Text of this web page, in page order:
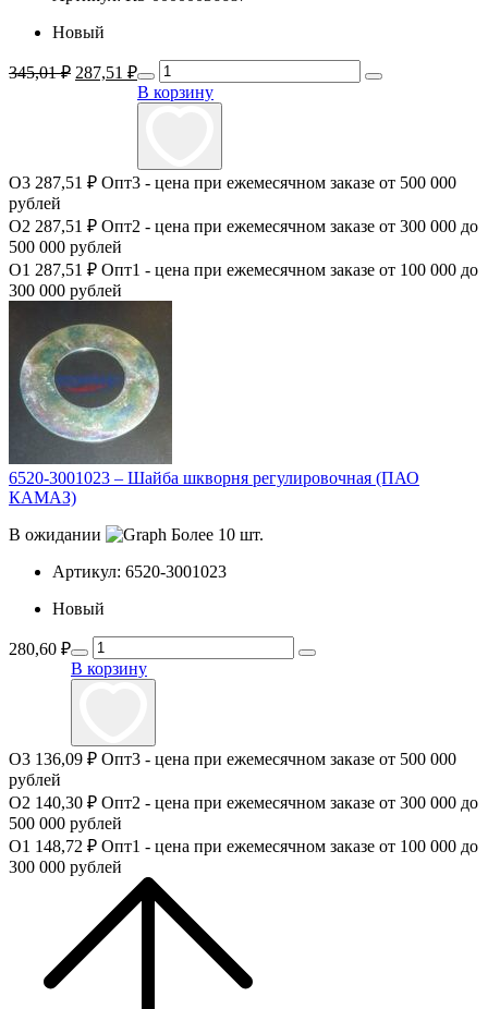
Новый
345,01₽ Первоначальная
составляла
287,51 ₽Текущая
цена:
287,51 ₽.
В корзину
О3 287,51 ₽ Опт3 - цена при ежемесячном заказе от 500 000
рублей
О2 287,51 ₽ Опт2 - цена при ежемесячном заказе от 300 000 до
500 000 рублей
О1 287,51 ₽ Опт1 - цена при ежемесячном заказе от 100 000 до
300 000 рублей
6520-3001023 – Шайба шкворня регулировочная (ПАО
КАМАЗ)
В ожидании
Более 10 шт.
Артикул: 6520-3001023
Новый
280,60 ₽
В корзину
О3 136,09 ₽ Опт3 - цена при ежемесячном заказе от 500 000
рублей
О2 140,30 ₽ Опт2 - цена при ежемесячном заказе от 300 000 до
500 000 рублей
О1 148,72 ₽ Опт1 - цена при ежемесячном заказе от 100 000 до
300 000 рублей